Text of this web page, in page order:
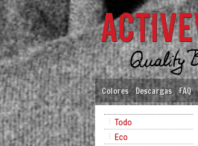
Colores Descargas FAQ
Todo
Eco